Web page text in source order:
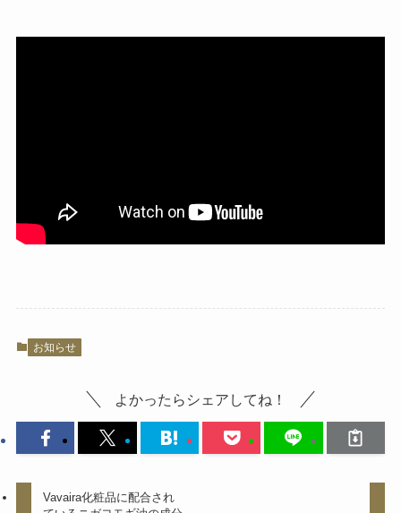
お知らせ
よかったらシェアしてね！
Vavaira化粧品に配合され